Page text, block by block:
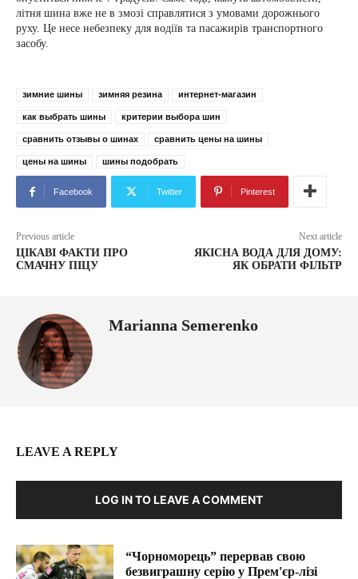
літня шина вже не в змозі справлятися з умовами дорожнього
руху. Це несе небезпеку для водіїв та пасажирів транспортного
засобу.
зимние шины зимняя резина интернет-магазин
как выбрать шины критерии выбора шин
сравнить отзывы о шинах сравнить цены на шины
цены на шины шины подобрать
Facebook Twitter Pinterest
Previous article
ЦІКАВІ ФАКТИ ПРО
СМАЧНУ ПІЦУ
Next article
ЯКІСНА ВОДА ДЛЯ ДОМУ:
ЯК ОБРАТИ ФІЛЬТР
Marianna Semerenko
LEAVE A REPLY
LOG IN TO LEAVE A COMMENT
“Чорноморець” перервав свою
безвиграшну серію у Прем'єр-лізі